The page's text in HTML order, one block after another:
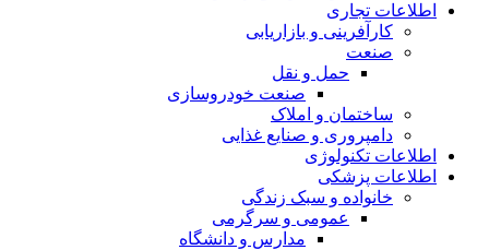
اطلاعات تجاری
کارآفرینی و بازاریابی
صنعت
حمل و نقل
صنعت خودروسازی
ساختمان و املاک
دامپروری و صنایع غذایی
اطلاعات تکنولوژی
اطلاعات پزشکی
خانواده و سبک زندگی
عمومی و سرگرمی
مدارس و دانشگاه